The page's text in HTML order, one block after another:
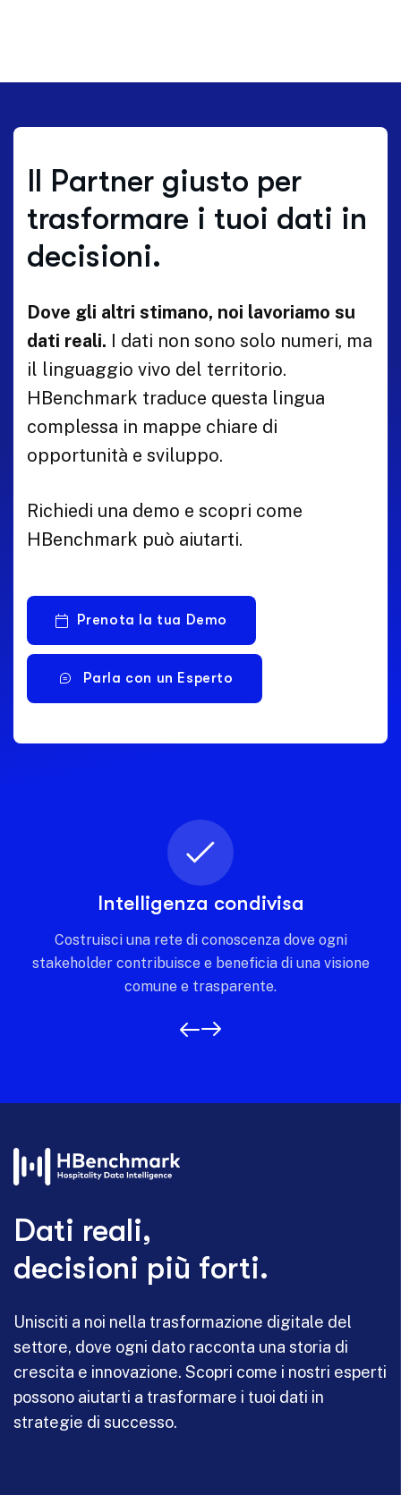
Il Partner giusto per
trasformare i tuoi dati in
decisioni.
Dove gli altri stimano, noi lavoriamo su
dati reali. I dati non sono solo numeri, ma
il linguaggio vivo del territorio.
HBenchmark traduce questa lingua
complessa in mappe chiare di
opportunità e sviluppo.
Richiedi una demo e scopri come
HBenchmark può aiutarti.
Prenota la tua Demo
Parla con un Esperto
Intelligenza condivisa
Costruisci una rete di conoscenza dove ogni
stakeholder contribuisce e beneficia di una visione
comune e trasparente.
Dati reali,
decisioni più forti.
Unisciti a noi nella trasformazione digitale del
settore, dove ogni dato racconta una storia di
crescita e innovazione. Scopri come i nostri esperti
possono aiutarti a trasformare i tuoi dati in
strategie di successo.